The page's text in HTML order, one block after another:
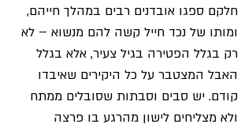
חלקם ספגו אובדנים רבים במהלך חייהם,
ומותו של נכד חייל קשה להם מנשוא – לא
רק בגלל הפטירה בגיל צעיר, אלא בגלל
האבל המצטבר על כל היקירים שאיבדו
קודם. יש סבים וסבתות שסובלים ממתח
ולא מצליחים לישון מהרגע בו פרצה